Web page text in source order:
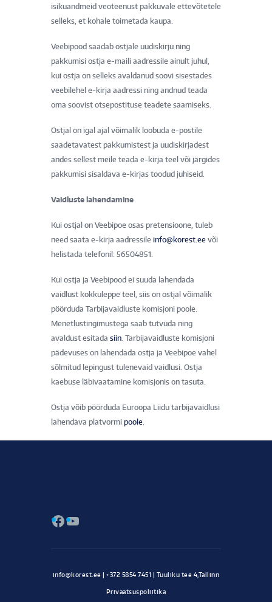
isikuandmeid veoteenust pakkuvale ettevõtetele
selleks, et kohale toimetada kaupa.
Veebipood saadab ostjale uudiskirju ning
pakkumisi ostja e-maili aadressile ainult juhul,
kui ostja on selleks avaldanud soovi sisestades
veebilehel e-kirja aadressi ning andnud teada
oma soovist otsepostituse teadete saamiseks.
Ostjal on igal ajal võimalik loobuda e-postile
saadetavatest pakkumistest ja uudiskirjadest
andes sellest meile teada e-kirja teel või järgides
pakkumisi sisaldava e-kirjas toodud juhiseid.
Vaidluste lahendamine
Kui ostjal on Veebipoe osas pretensioone, tuleb
need saata e-kirja aadressile info@korest.ee või
helistada telefonil: 56504851.
Kui ostja ja Veebipood ei suuda lahendada
vaidlust kokkuleppe teel, siis on ostjal võimalik
pöörduda Tarbijavaidluste komisjoni poole.
Menetlustingimustega saab tutvuda ning
avaldust esitada siin . Tarbijavaidluste komisjoni
pädevuses on lahendada ostja ja Veebipoe vahel
sõlmitud lepingust tulenevaid vaidlusi. Ostja
kaebuse läbivaatamine komisjonis on tasuta.
Ostja võib pöörduda Euroopa Liidu tarbijavaidlusi
lahendava platvormi poole
Facebook
YouTube
Privaatsuspoliitika